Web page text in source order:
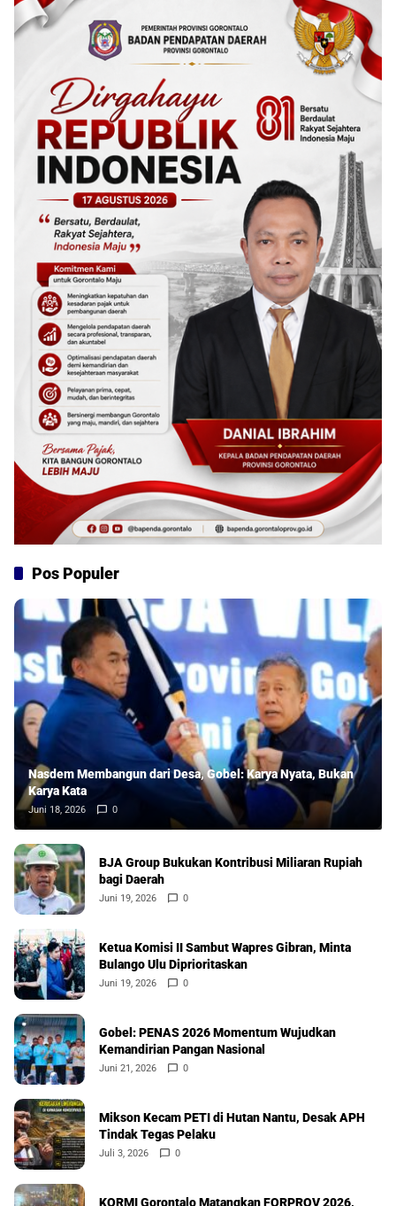
Pos Populer
Nasdem Membangun dari Desa, Gobel: Karya Nyata, Bukan
Karya Kata
Juni 18, 2026 0
BJA Group Bukukan Kontribusi Miliaran Rupiah
bagi Daerah
Juni 19, 2026 0
Ketua Komisi II Sambut Wapres Gibran, Minta
Bulango Ulu Diprioritaskan
Juni 19, 2026 0
Gobel: PENAS 2026 Momentum Wujudkan
Kemandirian Pangan Nasional
Juni 21, 2026 0
Mikson Kecam PETI di Hutan Nantu, Desak APH
Tindak Tegas Pelaku
Juli 3, 2026 0
KORMI Gorontalo Matangkan FORPROV 2026,